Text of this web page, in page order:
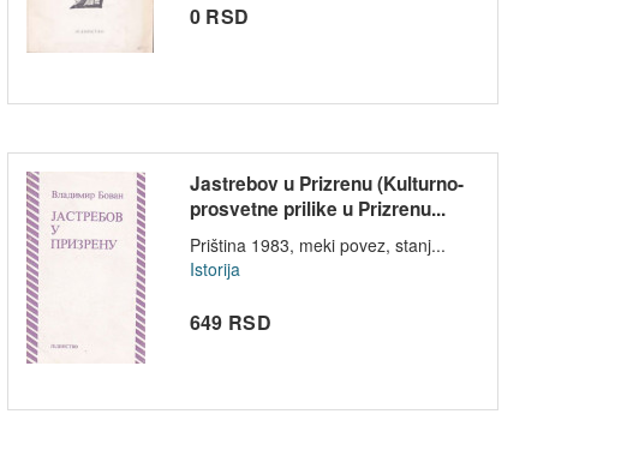
0 RSD
Jastrebov u Prizrenu (Kulturno-
prosvetne prilike u Prizrenu...
Priština 1983, meki povez, stanj...
Istorija
649 RSD